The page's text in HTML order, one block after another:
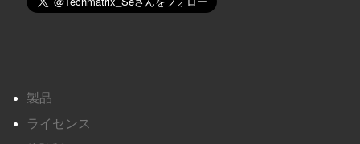
製品
ライセンス